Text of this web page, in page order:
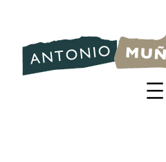
contenido